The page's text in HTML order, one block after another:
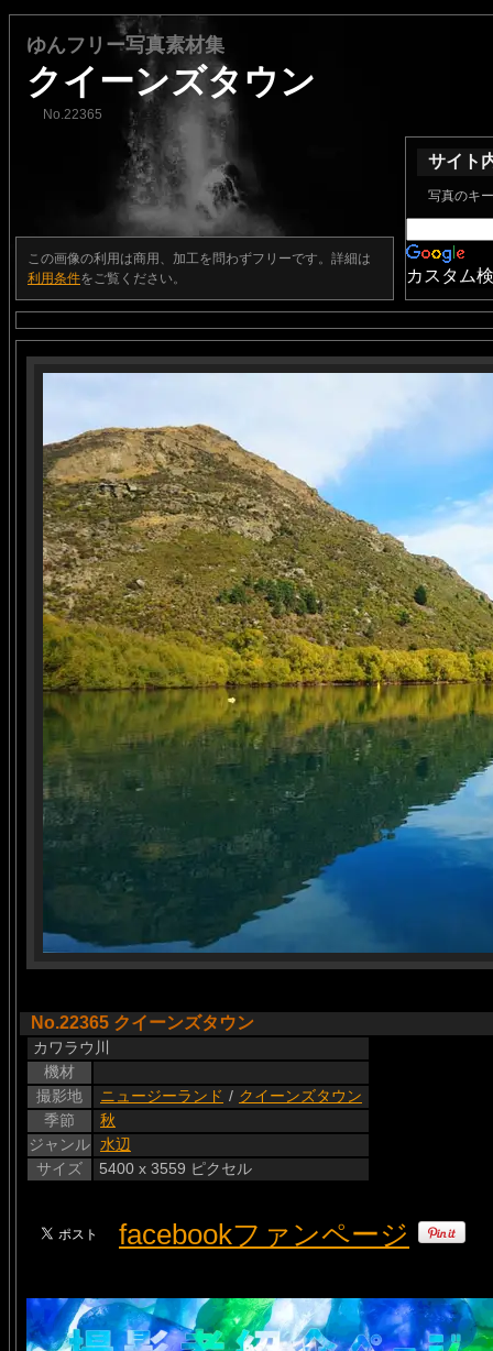
ゆんフリー写真素材集
クイーンズタウン
No.22365
この画像の利用は商用、加工を問わずフリーです。詳細は
利用条件をご覧ください。
サイト
写真のキ
カスタム
No.22365 クイーンズタウン
カワラウ川
機材
撮影地
ニュージーランド / クイーンズタウン
季節
秋
ジャンル 水辺
サイズ
5400 x 3559 ピクセル
facebookファンページ